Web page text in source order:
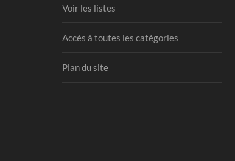
Voir les listes
Accès à toutes les catégories
Plan du site